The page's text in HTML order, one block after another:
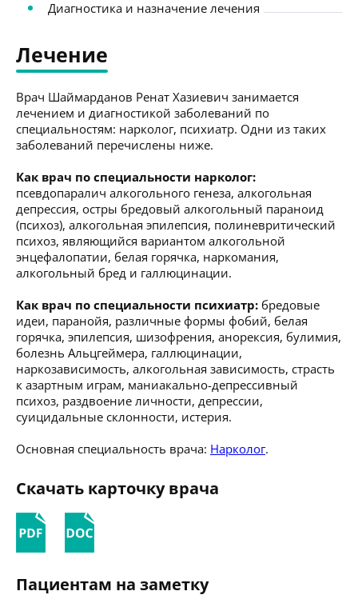
Диагностика и назначение лечения
Лечение
Врач Шаймарданов Ренат Хазиевич занимается
лечением и диагностикой заболеваний по
специальностям: нарколог, психиатр. Одни из таких
заболеваний перечислены ниже.
Как врач по специальности нарколог:
псевдопаралич алкогольного генеза, алкогольная
депрессия, остры бредовый алкогольный параноид
(психоз), алкогольная эпилепсия, полиневритический
психоз, являющийся вариантом алкогольной
энцефалопатии, белая горячка, наркомания,
алкогольный бред и галлюцинации.
Как врач по специальности психиатр: бредовые
идеи, паранойя, различные формы фобий, белая
горячка, эпилепсия, шизофрения, анорексия, булимия,
болезнь Альцгеймера, галлюцинации,
наркозависимость, алкогольная зависимость, страсть
к азартным играм, маниакально-депрессивный
психоз, раздвоение личности, депрессии,
суицидальные склонности, истерия.
Основная специальность врача: Нарколог.
Скачать карточку врача
Пациентам на заметку